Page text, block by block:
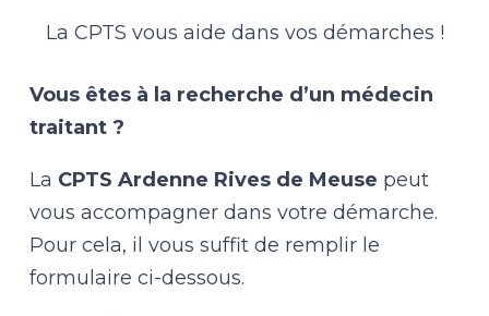
La CPTS vous aide dans vos démarches !
Vous êtes à la recherche d’un médecin
traitant ?
La CPTS Ardenne Rives de Meuse peut
vous accompagner dans votre démarche.
Pour cela, il vous suffit de remplir le
formulaire ci-dessous.